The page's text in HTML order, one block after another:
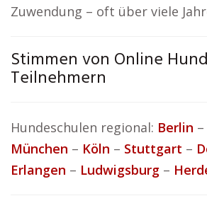
Zuwendung – oft über viele
Stimmen von Online
Teilnehmern
Hundeschulen regional: Berlin –
München – Köln – Stuttgart –
Erlangen – Ludwigsburg –